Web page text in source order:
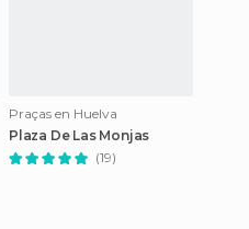
Praças en Huelva
Plaza De Las Monjas
(19)